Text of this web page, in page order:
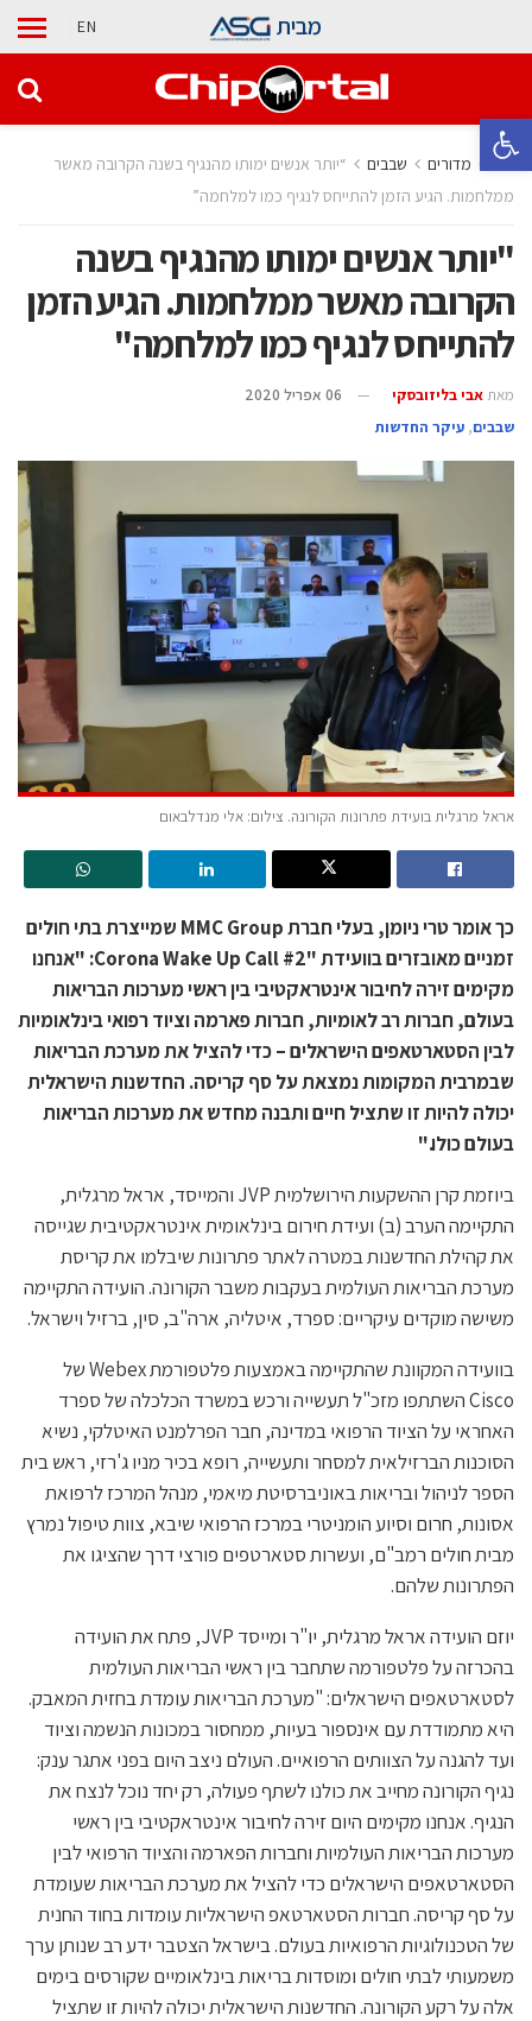
פתח סרגל נגישות
מבית EN
בית מדורים ‫שבבים‬
“יותר אנשים ימותו מהנגיף בשנה הקרובה מאשר
ממלחמות. הגיע הזמן להתייחס לנגיף כמו למלחמה”
"יותר אנשים ימותו מהנגיף בשנה
הקרובה מאשר ממלחמות. הגיע הזמן
להתייחס לנגיף כמו למלחמה"
מאת אבי בליזובסקי
06 אפריל 2020
‫שבבים‬, עיקר החדשות
אראל מרגלית בועידת פתרונות הקורונה. צילום: אלי מנדלבאום
כך אומר טרי ניומן, בעלי חברת MMC Group שמייצרת בתי חולים
זמניים מאובזרים בוועידת "Corona Wake Up Call #2: "אנחנו
מקימים זירה לחיבור אינטראקטיבי בין ראשי מערכות הבריאות
בעולם, חברות רב לאומיות, חברות פארמה וציוד רפואי בינלאומיות
לבין הסטארטאפים הישראלים – כדי להציל את מערכת הבריאות
שבמרבית המקומות נמצאת על סף קריסה. החדשנות הישראלית
יכולה להיות זו שתציל חיים ותבנה מחדש את מערכות הבריאות
בעולם כולו."
ביוזמת קרן ההשקעות הירושלמית JVP והמייסד, אראל מרגלית,
התקיימה הערב (ב) ועידת חירום בינלאומית אינטראקטיבית שגייסה
את קהילת החדשנות במטרה לאתר פתרונות שיבלמו את קריסת
מערכת הבריאות העולמית בעקבות משבר הקורונה. הועידה התקיימה
משישה מוקדים עיקריים: ספרד, איטליה, ארה"ב, סין, ברזיל וישראל.
בוועידה המקוונת שהתקיימה באמצעות פלטפורמת Webex של
Cisco השתתפו מזכ"ל תעשייה ורכש במשרד הכלכלה של ספרד
האחראי על הציוד הרפואי במדינה, חבר הפרלמנט האיטלקי, נשיא
הסוכנות הברזילאית למסחר ותעשייה, רופא בכיר מניו ג'רזי, ראש בית
הספר לניהול ובריאות באוניברסיטת מיאמי, מנהל המרכז לרפואת
אסונות, חרום וסיוע הומניטרי במרכז הרפואי שיבא, צוות טיפול נמרץ
מבית חולים רמב"ם, ועשרות סטארטפים פורצי דרך שהציגו את
הפתרונות שלהם.
יוזם הועידה אראל מרגלית, יו"ר ומייסד JVP, פתח את הועידה
בהכרזה על פלטפורמה שתחבר בין ראשי הבריאות העולמית
לסטארטאפים הישראלים: "מערכת הבריאות עומדת בחזית המאבק.
היא מתמודדת עם אינספור בעיות, ממחסור במכונות הנשמה וציוד
ועד להגנה על הצוותים הרפואיים. העולם ניצב היום בפני אתגר ענק:
נגיף הקורונה מחייב את כולנו לשתף פעולה, רק יחד נוכל לנצח את
הנגיף. אנחנו מקימים היום זירה לחיבור אינטראקטיבי בין ראשי
מערכות הבריאות העולמיות וחברות הפארמה והציוד הרפואי לבין
הסטארטאפים הישראלים כדי להציל את מערכת הבריאות שעומדת
על סף קריסה. חברות הסטארטאפ הישראליות עומדות בחוד החנית
של הטכנולוגיות הרפואיות בעולם. בישראל הצטבר ידע רב שנותן ערך
משמעותי לבתי חולים ומוסדות בריאות בינלאומיים שקורסים בימים
אלה על רקע הקורונה. החדשנות הישראלית יכולה להיות זו שתציל